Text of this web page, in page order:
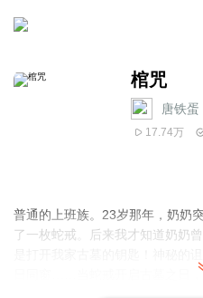
棺咒
唐铁蛋
17.74万
普通的上班族。23岁那年，奶奶
了一枚蛇戒。后来我才知道奶奶
日同窗……当蛇戒开启古墓之日